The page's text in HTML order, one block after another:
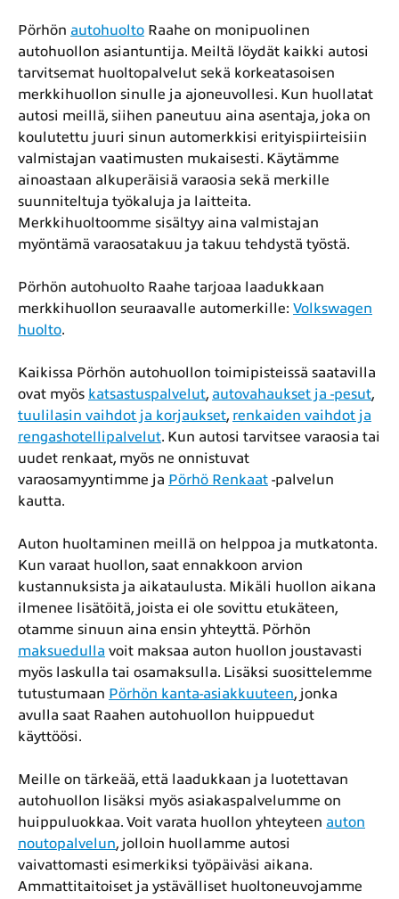
Pörhön autohuolto Raahe on monipuolinen
autohuollon asiantuntija. Meiltä löydät kaikki autosi
tarvitsemat huoltopalvelut sekä korkeatasoisen
merkkihuollon sinulle ja ajoneuvollesi. Kun huollatat
autosi meillä, siihen paneutuu aina asentaja, joka on
koulutettu juuri sinun automerkkisi erityispiirteisiin
valmistajan vaatimusten mukaisesti. Käytämme
ainoastaan alkuperäisiä varaosia sekä merkille
suunniteltuja työkaluja ja laitteita.
Merkkihuoltoomme sisältyy aina valmistajan
myöntämä varaosatakuu ja takuu tehdystä työstä.
Pörhön autohuolto Raahe tarjoaa laadukkaan
merkkihuollon seuraavalle automerkille: Volkswagen
huolto.
Kaikissa Pörhön autohuollon toimipisteissä saatavilla
ovat myös katsastuspalvelut, autovahaukset ja -pesut,
tuulilasin vaihdot ja korjaukset, renkaiden vaihdot ja
rengashotellipalvelut. Kun autosi tarvitsee varaosia tai
uudet renkaat, myös ne onnistuvat
varaosamyyntimme ja Pörhö Renkaat -palvelun
kautta.
Auton huoltaminen meillä on helppoa ja mutkatonta.
Kun varaat huollon, saat ennakkoon arvion
kustannuksista ja aikataulusta. Mikäli huollon aikana
ilmenee lisätöitä, joista ei ole sovittu etukäteen,
otamme sinuun aina ensin yhteyttä. Pörhön
maksuedulla voit maksaa auton huollon joustavasti
myös laskulla tai osamaksulla. Lisäksi suosittelemme
tutustumaan Pörhön kanta-asiakkuuteen, jonka
avulla saat Raahen autohuollon huippuedut
käyttöösi.
Meille on tärkeää, että laadukkaan ja luotettavan
autohuollon lisäksi myös asiakaspalvelumme on
huippuluokkaa. Voit varata huollon yhteyteen auton
noutopalvelun, jolloin huollamme autosi
vaivattomasti esimerkiksi työpäiväsi aikana.
Ammattitaitoiset ja ystävälliset huoltoneuvojamme